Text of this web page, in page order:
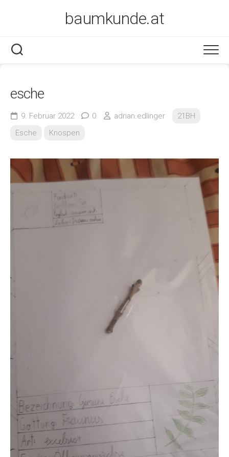
baumkunde.at
esche
9. Februar 2022 0 adrian.edlinger
21BH
Esche
Knospen